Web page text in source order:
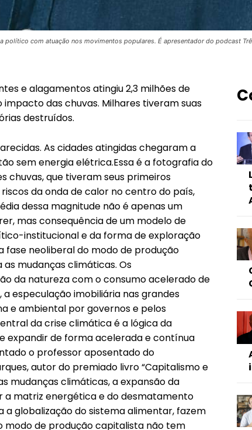
político com atuação nos movimentos populares. É apresentador do podcast
e alagamentos atingiu 2,3 milhões de
impacto das chuvas. Milhares tiveram suas
destruídos.
As cidades atingidas chegaram a
sem energia elétrica.Essa é a fotografia do
chuvas, que tiveram seus primeiros
da onda de calor no centro do país,
dessa magnitude não é apenas um
mas consequência de um modelo de
institucional e da forma de exploração
fase neoliberal do modo de produção
mudanças climáticas. Os
da natureza com o consumo acelerado de
especulação imobiliária nas grandes
e ambiental por governos e pelos
da crise climática é a lógica da
expandir de forma acelerada e contínua
o professor aposentado do
autor do premiado livro “Capitalismo e
mudanças climáticas, a expansão da
a matriz energética e do desmatamento
globalização do sistema alimentar, fazem
modo de produção capitalista não tem